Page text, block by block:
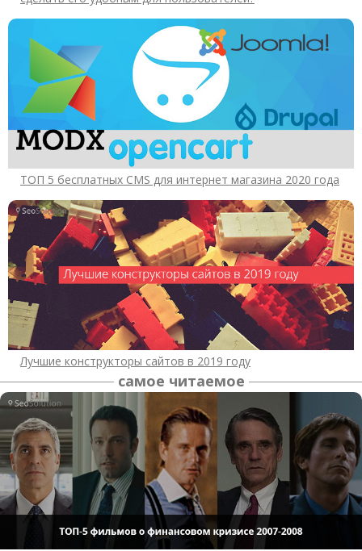
ТОП 5 бесплатных CMS для интернет магазина 2020 года
Лучшие конструкторы сайтов в 2019 году
самое читаемое